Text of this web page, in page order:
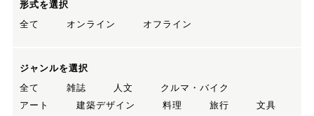
形式を選択
全て
オンライン オフライン
ジャンルを選択
全て
雑誌 人文
クルマ・バイク
アート
建築デザイン 料理 旅行
文具